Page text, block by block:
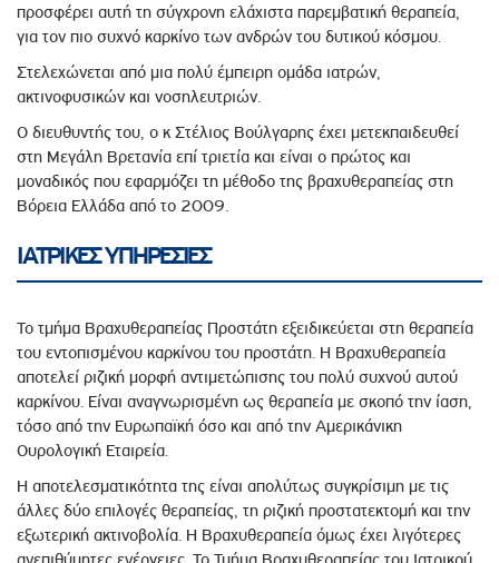
προσφέρει αυτή τη σύγχρονη ελάχιστα παρεμβατική θεραπεία,
για τον πιο συχνό καρκίνο των ανδρών του δυτικού κόσμου.
Στελεχώνεται από μια πολύ έμπειρη ομάδα ιατρών,
ακτινοφυσικών και νοσηλευτριών.
Ο διευθυντής του, ο κ Στέλιος Βούλγαρης έχει μετεκπαιδευθεί
στη Μεγάλη Βρετανία επί τριετία και είναι ο πρώτος και
μοναδικός που εφαρμόζει τη μέθοδο της βραχυθεραπείας στη
Βόρεια Ελλάδα από το 2009.
ΙΑΤΡΙΚΕΣ ΥΠΗΡΕΣΙΕΣ
Το τμήμα Βραχυθεραπείας Προστάτη εξειδικεύεται στη θεραπεία
του εντοπισμένου καρκίνου του προστάτη. Η Βραχυθεραπεία
αποτελεί ριζική μορφή αντιμετώπισης του πολύ συχνού αυτού
καρκίνου. Είναι αναγνωρισμένη ως θεραπεία με σκοπό την ίαση,
τόσο από την Ευρωπαϊκή όσο και από την Αμερικάνικη
Ουρολογική Εταιρεία.
Η αποτελεσματικότητα της είναι απολύτως συγκρίσιμη με τις
άλλες δύο επιλογές θεραπείας, τη ριζική προστατεκτομή και την
εξωτερική ακτινοβολία. Η Βραχυθεραπεία όμως έχει λιγότερες